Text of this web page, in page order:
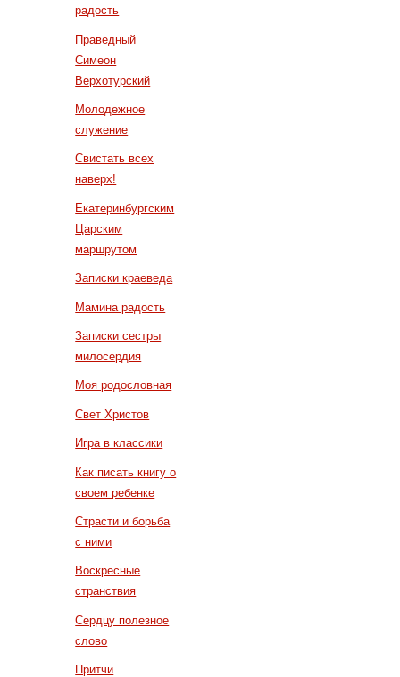
радость
Праведный
Симеон
Верхотурский
Молодежное
служение
Свистать всех
наверх!
Екатеринбургским
Царским
маршрутом
Записки краеведа
Мамина радость
Записки сестры
милосердия
Моя родословная
Свет Христов
Игра в классики
Как писать книгу о
своем ребенке
Страсти и борьба
с ними
Воскресные
странствия
Сердцу полезное
слово
Притчи